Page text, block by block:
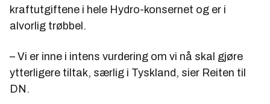
kraftutgiftene i hele Hydro-konsernet og er i
alvorlig trøbbel.
– Vi er inne i intens vurdering om vi nå skal gjøre
ytterligere tiltak, særlig i Tyskland, sier Reiten til
DN.